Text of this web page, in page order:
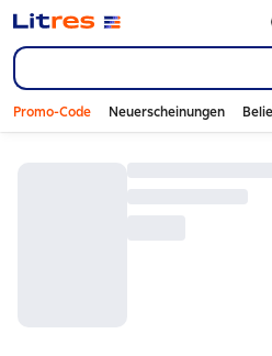
Promo-Code Neuerscheinungen